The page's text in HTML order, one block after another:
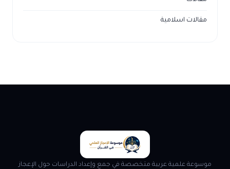
مقالات اسلامية
موسوعة علمية عربية متخصصة في جمع وإعداد الدراسات حول الإعجاز